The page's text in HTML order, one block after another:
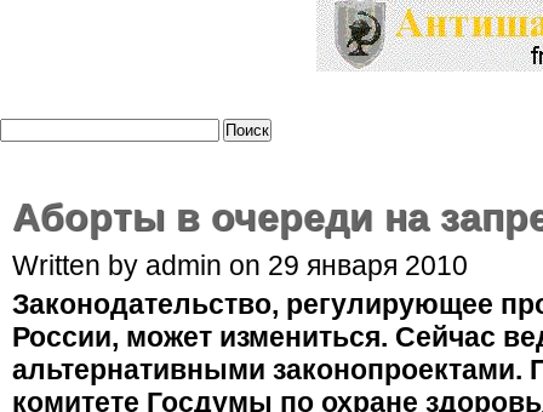
Аборты в очереди на
Written by admin on 29 января 2010
Законодательство, регулирующее
России, может измениться. Сейчас
альтернативными законопроектами.
комитете Госдумы по охране